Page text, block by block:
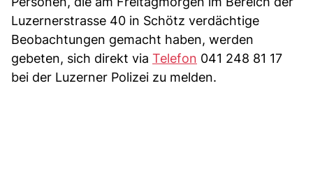
Luzernerstrasse 40 in Schötz verdächtige
Beobachtungen gemacht haben, werden
gebeten, sich direkt via Telefon 041 248 81 17
bei der Luzerner Polizei zu melden.